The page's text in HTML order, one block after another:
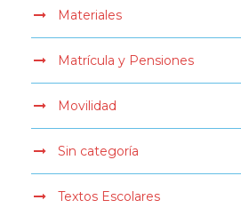
Materiales
Matrícula y Pensiones
Movilidad
Sin categoría
Textos Escolares